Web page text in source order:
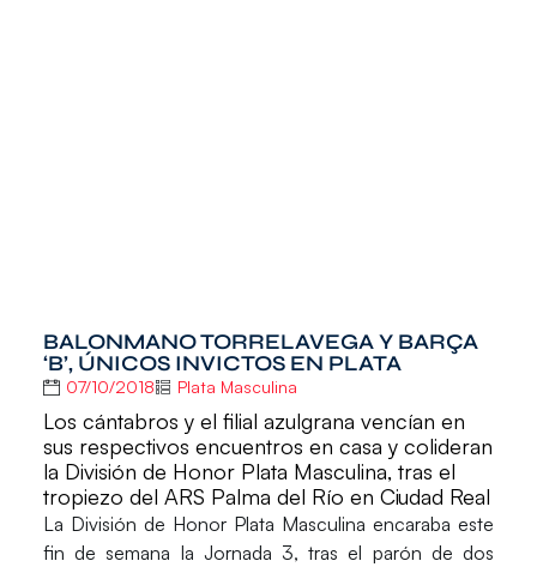
BALONMANO TORRELAVEGA Y BARÇA
‘B’, ÚNICOS INVICTOS EN PLATA
07/10/2018 Plata Masculina
Los cántabros y el filial azulgrana vencían en
sus respectivos encuentros en casa y colideran
la División de Honor Plata Masculina, tras el
tropiezo del ARS Palma del Río en Ciudad Real
La División de Honor Plata Masculina encaraba este
fin de semana la Jornada 3,tras el parón de dos